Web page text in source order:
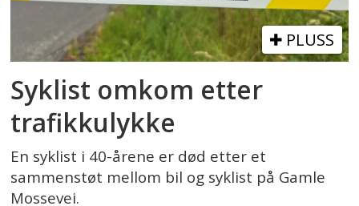
PLUSS
Syklist omkom etter
trafikkulykke
En syklist i 40-årene er død etter et
sammenstøt mellom bil og syklist på Gamle
Mossevei.